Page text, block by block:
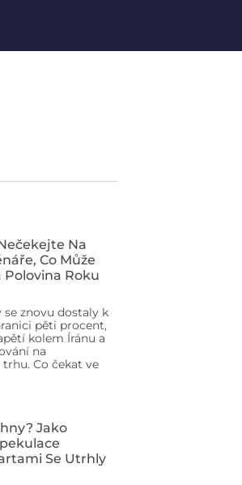
Na
Co Může
Roku
se znovu dostaly k
pěti procent,
kolem Íránu a
na
Co čekat ve
Jako
Se Utrhly